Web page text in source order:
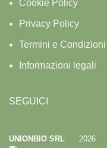
Cookie Policy
Privacy Policy
Termini e Condizioni
Informazioni legali
SEGUICI
UNIONBIO SRL 2026